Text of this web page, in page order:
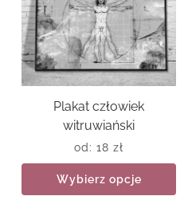
Plakat człowiek
witruwiański
od: 18 zł
Wybierz opcje